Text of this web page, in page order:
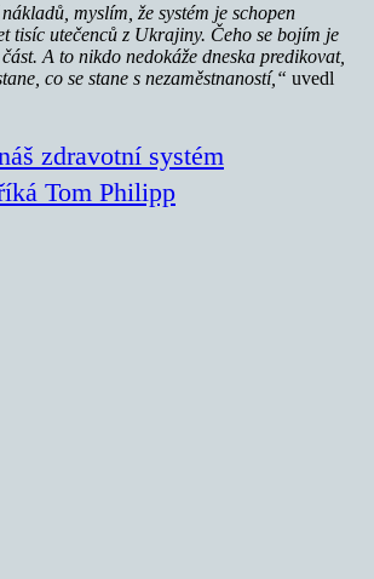
nákladů, myslím, že systém je schopen
tisíc utečenců z Ukrajiny. Čeho se bojím je
A to nikdo nedokáže dneska predikovat,
co se stane s nezaměstnaností,“ uvedl
zdravotní systém
Tom Philipp